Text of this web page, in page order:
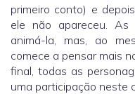
primeiro conto) e
ele não apareceu. As
animá-la, mas, ao
comece a pensar mais
final, todas as
uma participação neste